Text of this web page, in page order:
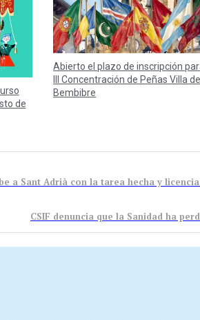
de
Abierto el plazo de inscripción
III Concentración de Peñas Villa de
Bembibre
a Sant Adrià con la tarea hecha y
CSIF denuncia que la Sanidad ha